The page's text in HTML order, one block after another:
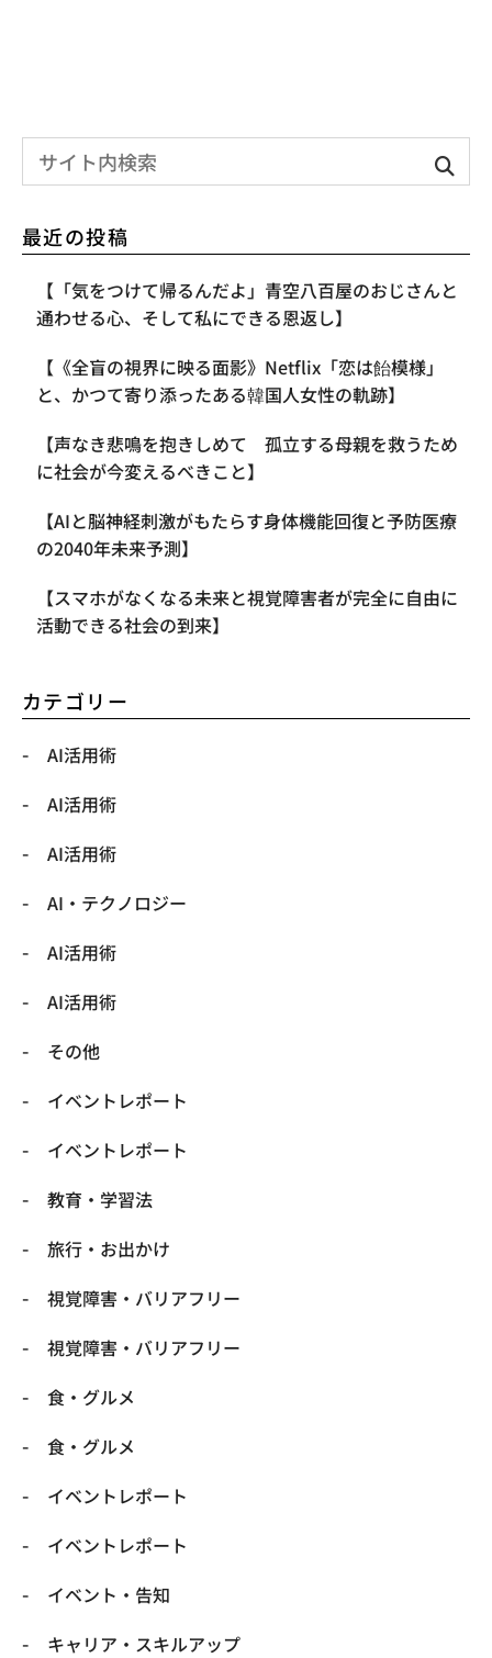
最近の投稿
【「気をつけて帰るんだよ」青空八百屋のおじさんと
通わせる心、そして私にできる恩返し】
【《全盲の視界に映る面影》Netflix「恋は飴模様」
と、かつて寄り添ったある韓国人女性の軌跡】
【声なき悲鳴を抱きしめて 孤立する母親を救うため
に社会が今変えるべきこと】
【AIと脳神経刺激がもたらす身体機能回復と予防医療
の2040年未来予測】
【スマホがなくなる未来と視覚障害者が完全に自由に
活動できる社会の到来】
カテゴリー
AI活用術
AI活用術
AI活用術
​AI・テクノロジー
​AI活用術
​AI活用術
​その他
​イベントレポート
​イベントレポート
​教育・学習法
​旅行・お出かけ
​視覚障害・バリアフリー
​視覚障害・バリアフリー
​食・グルメ
​食・グルメ
イベントレポート
イベントレポート
イベント・告知
キャリア・スキルアップ